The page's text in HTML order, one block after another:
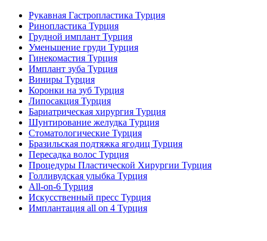
Рукавная Гастропластика Турция
Ринопластика Турция
Грудной имплант Турция
Уменьшение груди Турция
Гинекомастия Турция
Имплант зуба Турция
Виниры Турция
Коронки на зуб Турция
Липосакция Турция
Бариатрическая хирургия Турция
Шунтирование желудка Турция
Стоматологические Турция
Бразильская подтяжка ягодиц Турция
Пересадка волос Турция
Процедуры Пластической Хирургии Турция
Голливудская улыбка Турция
All-on-6 Турция
Искусственный пресс Турция
Имплантация all on 4 Турция